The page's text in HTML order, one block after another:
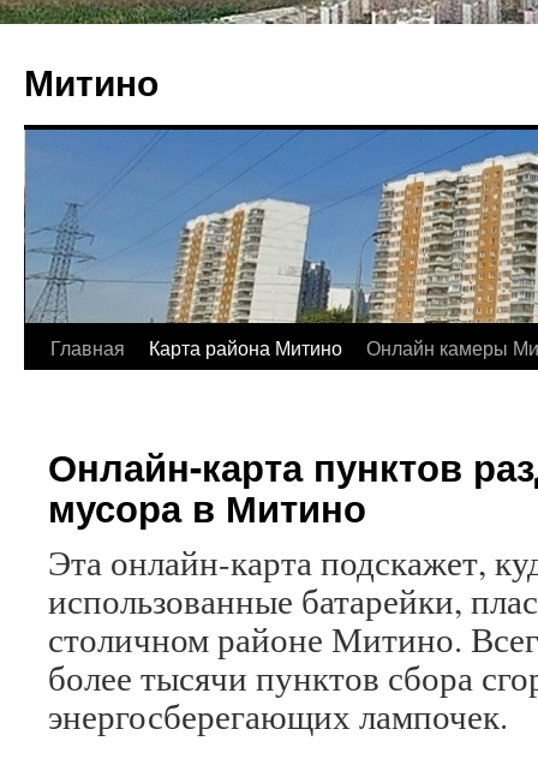
Митино
Главная Карта района Митино Онлайн камеры
Онлайн-карта пунктов
мусора в Митино
Эта онлайн-карта подскажет,
использованные батарейки,
столичном районе Митино.
более тысячи пунктов сбора
энергосберегающих лампочек.